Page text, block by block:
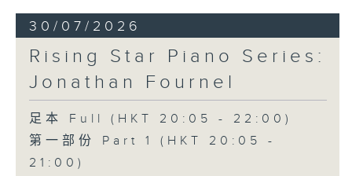
30/07/2026
Rising Star Piano Series:
Jonathan Fournel
足本 Full (HKT 20:05 - 22:00)
第一部份 Part 1 (HKT 20:05 -
21:00)